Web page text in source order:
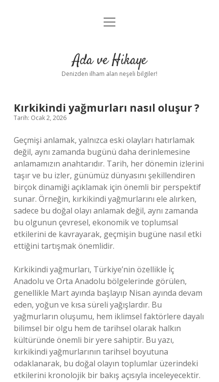
Anasayfa
Yasal Uyarı
menüyü
Ada ve Hikaye
Denizden ilham alan neşeli bilgiler!
Kırkikindi yağmurları nasıl oluşur ?
Tarih: Ocak 2, 2026
Geçmişi anlamak, yalnızca eski olayları hatırlamak
değil, aynı zamanda bugünü daha derinlemesine
anlamamızın anahtarıdır. Tarih, her dönemin izlerini
taşır ve bu izler, günümüz dünyasını şekillendiren
birçok dinamiği açıklamak için önemli bir perspektif
sunar. Örneğin, kırkikindi yağmurlarını ele alırken,
sadece bu doğal olayı anlamak değil, aynı zamanda
bu olgunun çevresel, ekonomik ve toplumsal
etkilerini de kavrayarak, geçmişin bugüne nasıl etki
ettiğini tartışmak önemlidir.
Kırkikindi yağmurları, Türkiye’nin özellikle İç
Anadolu ve Orta Anadolu bölgelerinde görülen,
genellikle Mart ayında başlayıp Nisan ayında devam
eden, yoğun ve kısa süreli yağışlardır. Bu
yağmurların oluşumu, hem iklimsel faktörlere dayalı
bilimsel bir olgu hem de tarihsel olarak halkın
kültüründe önemli bir yere sahiptir. Bu yazı,
kırkikindi yağmurlarının tarihsel boyutuna
odaklanarak, bu doğal olayın toplumlar üzerindeki
etkilerini kronolojik bir bakış açısıyla inceleyecektir.